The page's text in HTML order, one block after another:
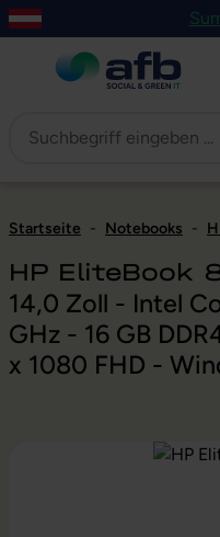
Hauptinhalt springen
Zur Navigation der B2B-
Startseite - Notebooks -
HP EliteBook
14,0 Zoll - Intel
GHz - 16 GB
x 1080 FHD -
Bildergalerie überspringen